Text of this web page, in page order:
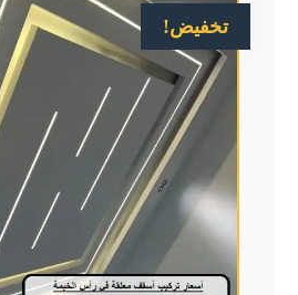
تخفيض!